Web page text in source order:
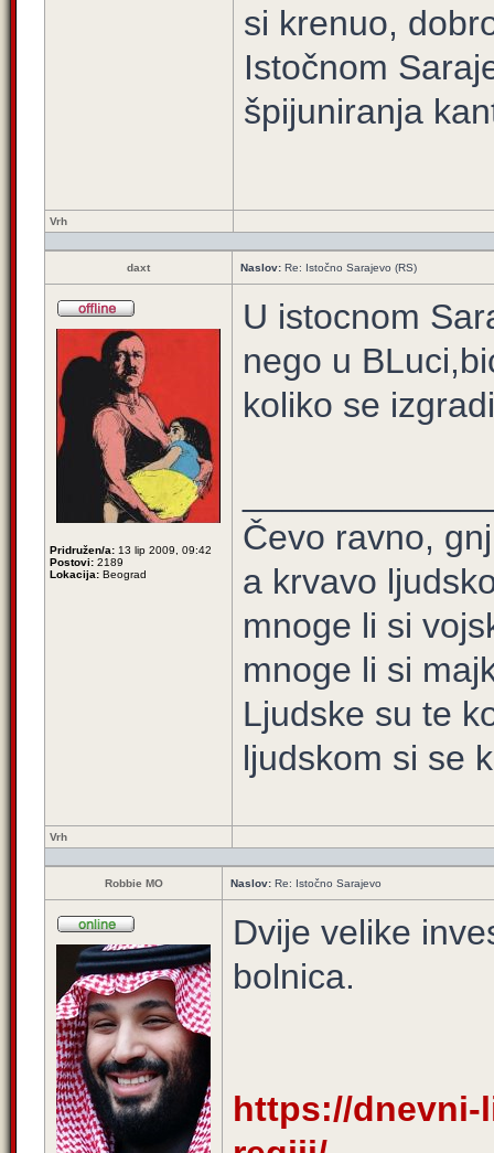
si krenuo,
Istočnom
špijuniranja
Vrh
daxt Naslov: Re: Istočno Sarajevo (RS)
Pridružen/a: 13 lip 2009, 09:42
Postovi: 2189
Lokacija: Beograd
U istocnom
nego u
koliko se
Čevo ravno,
a krvavo
mnoge li si
mnoge li si
Ljudske su te
ljudskom si se
Vrh
Robbie MO Naslov: Re: Istočno Sarajevo
Dvije velike
bolnica.
https://dnevni-